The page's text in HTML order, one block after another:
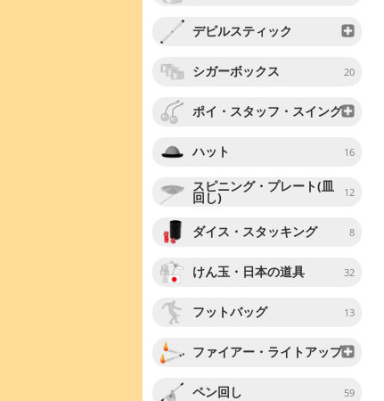
デビルスティック
シガーボックス 20
ポイ・スタッフ・スイング
ハット 16
スピニング・プレート(皿
回し) 12
ダイス・スタッキング 8
けん玉・日本の道具 32
フットバッグ 13
ファイアー・ライトアップ
ペン回し 59